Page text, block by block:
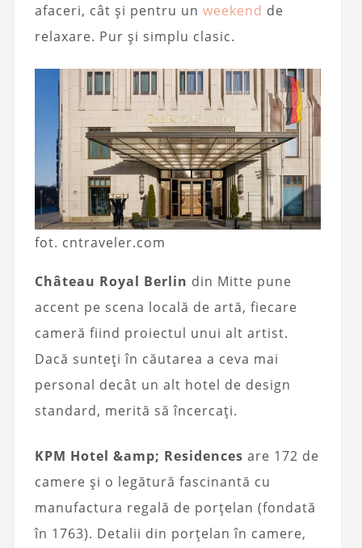
afaceri, cât și pentru un weekend de
relaxare. Pur și simplu clasic.
fot. cntraveler.com
Château Royal Berlin din Mitte pune
accent pe scena locală de artă, fiecare
cameră fiind proiectul unui alt artist.
Dacă sunteți în căutarea a ceva mai
personal decât un alt hotel de design
standard, merită să încercați.
KPM Hotel &amp; Residences are 172 de
camere și o legătură fascinantă cu
manufactura regală de porțelan (fondată
în 1763). Detalii din porțelan în camere,